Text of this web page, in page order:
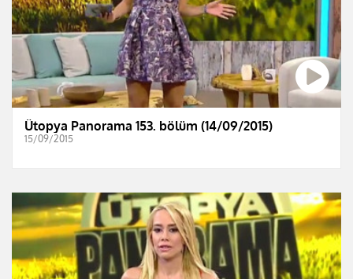
Ütopya Panorama 153. bölüm (14/09/2015)
15/09/2015